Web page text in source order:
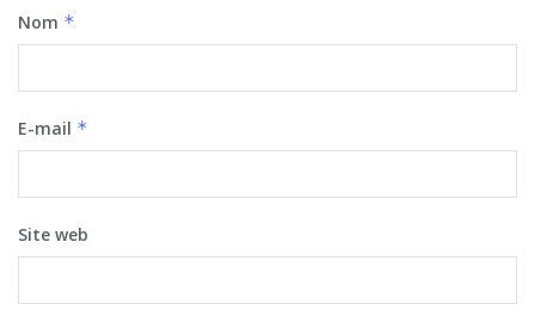
Nom *
E-mail *
Site web